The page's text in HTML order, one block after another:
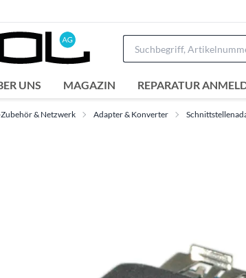
UNS MAGAZIN REPARATUR
Zubehör & Netzwerk Adapter & Konverter